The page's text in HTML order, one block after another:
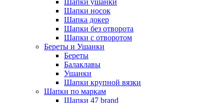
Шапки ушанки
Шапки носок
Шапка докер
Шапки без отворота
Шапки с отворотом
Береты и Ушанки
Береты
Балаклавы
Ушанки
Шапки крупной вязки
Шапки по маркам
Шапки 47 brand